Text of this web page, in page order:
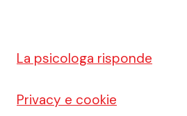
La psicologa risponde
Privacy e cookie